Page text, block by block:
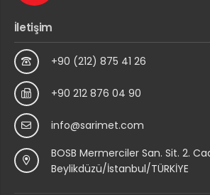
İletişim
+90 (212) 875 41 26
+90 212 876 04 90
info@sarimet.com
BOSB Mermerciler San. Sit. 2.
Beylikdüzü/İstanbul/TÜRKİYE